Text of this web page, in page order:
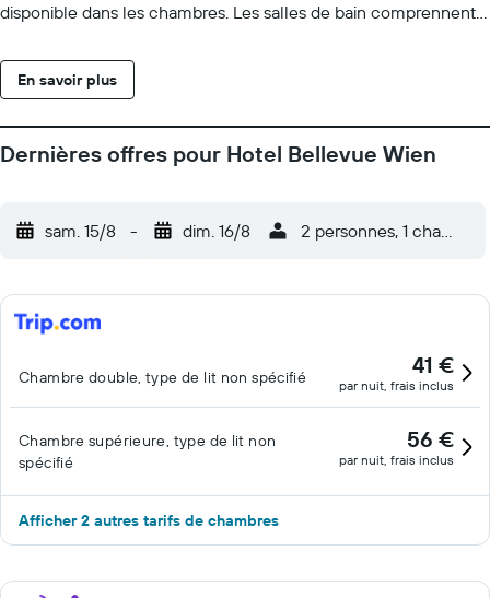
disponible dans les chambres. Les salles de bain comprennent
Vous pourrez accéder à Internet gratuitement par le biais d'une
connexion sans fil. Un service de ménage est fourni tous les
En savoir plus
Dernières offres pour Hotel Bellevue Wien
sam. 15/8 - dim. 16/8 2 personnes, 1 chambre
Chambre double, type de lit non spécifié 41 €
par nuit, frais inclus
Chambre supérieure, type de lit non
spécifié
56 €
par nuit, frais inclus
Afficher 2 autres tarifs de chambres